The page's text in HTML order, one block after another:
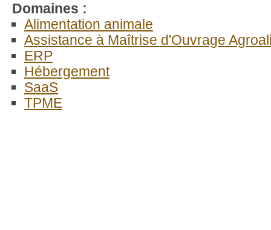
Domaines :
Alimentation animale
Assistance à Maîtrise d'Ouvrage
ERP
Hébergement
SaaS
TPME